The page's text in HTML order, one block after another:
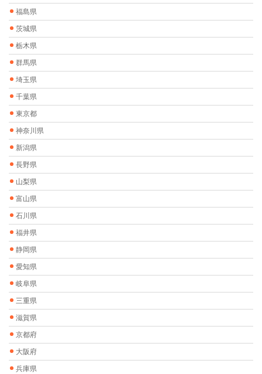
福島県
茨城県
栃木県
群馬県
埼玉県
千葉県
東京都
神奈川県
新潟県
長野県
山梨県
富山県
石川県
福井県
静岡県
愛知県
岐阜県
三重県
滋賀県
京都府
大阪府
兵庫県